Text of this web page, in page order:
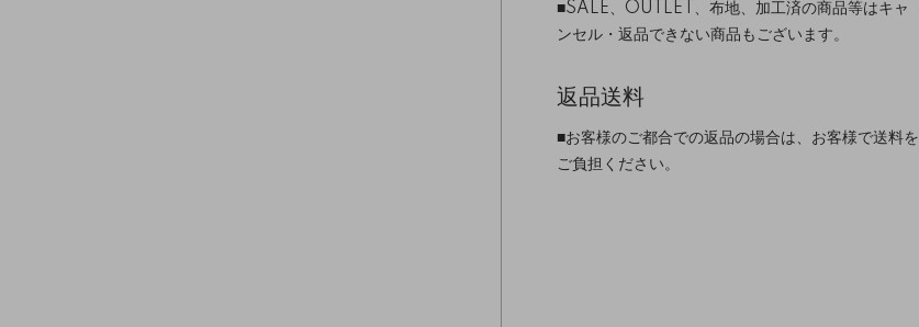
■SALE、OUTLET、布地、加工済の商品等はキャ
ンセル・返品できない商品もございます。
返品送料
■お客様のご都合での返品の場合は、お客様で送料を
ご負担ください。